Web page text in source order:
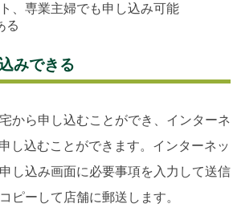
、専業主婦でも申し込み可能
る
みできる
から申し込むことができ、インターネ
し込むことができます。インターネッ
し込み画面に必要事項を入力して送信
ピーして店舗に郵送します。